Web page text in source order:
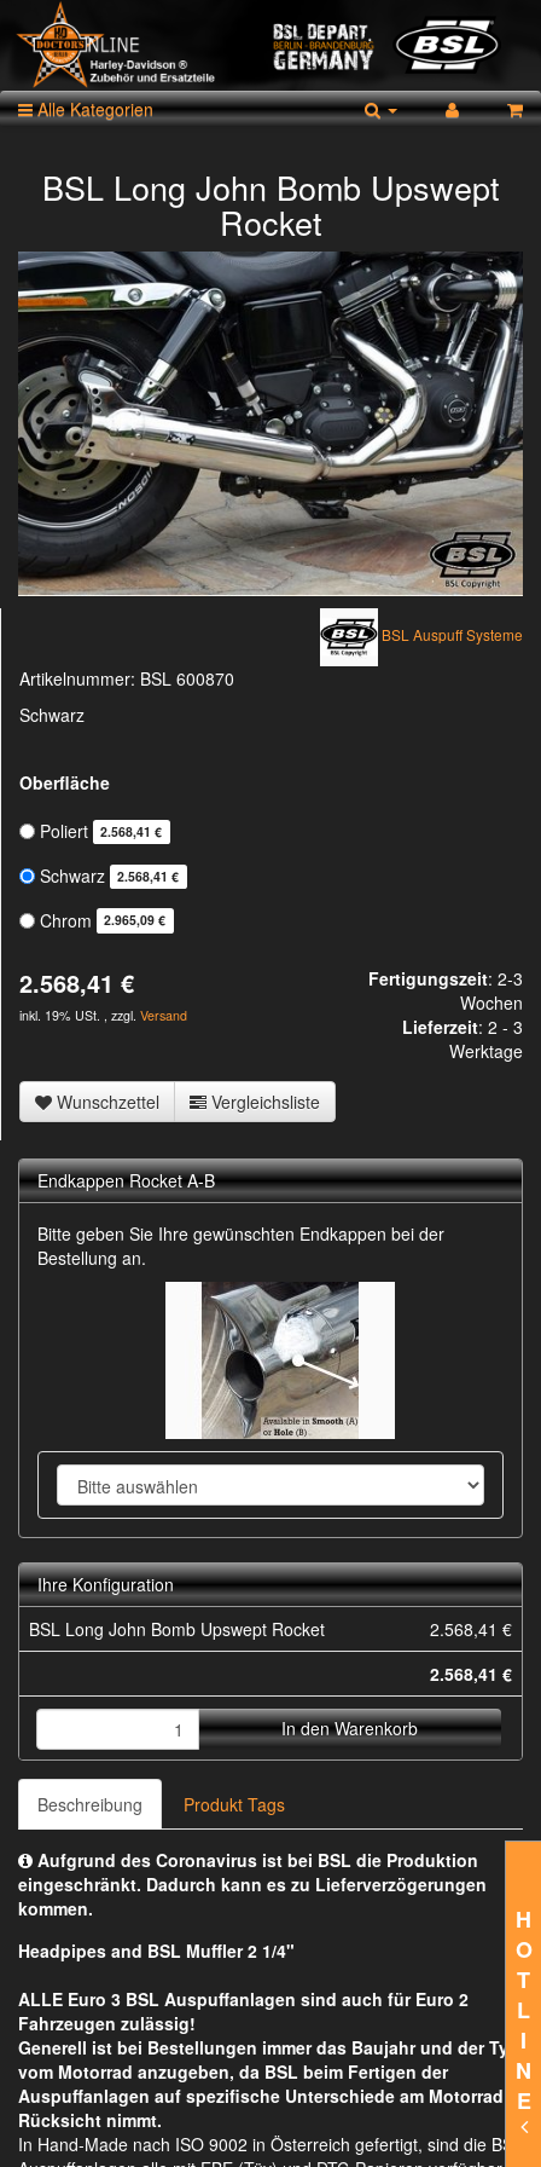
H
O
T
L
I
N
E
Alle Kategorien
BSL Long John Bomb Upswept
Rocket
BSL Auspuff Systeme
Artikelnummer: BSL 600870
Schwarz
Oberfläche
Poliert
2.568,41 €
Schwarz 2.568,41 €
Chrom 2.965,09 €
2.568,41 €
inkl. 19% USt. , zzgl. Versand
Fertigungszeit: 2-3
Wochen
Lieferzeit: 2 - 3
Werktage
Wunschzettel Vergleichsliste
Endkappen Rocket A-B
Bitte geben Sie Ihre gewünschten Endkappen bei der
Bestellung an.
Ihre Konfiguration
BSL Long John Bomb Upswept Rocket
2.568,41 €
2.568,41 €
In den Warenkorb
Beschreibung Produkt Tags
Aufgrund des Coronavirus ist bei BSL die Produktion
eingeschränkt. Dadurch kann es zu Lieferverzögerungen
kommen.
Headpipes and BSL Muffler 2 1/4"
ALLE Euro 3 BSL Auspuffanlagen sind auch für Euro 2
Fahrzeugen zulässig!
Generell ist bei Bestellungen immer das Baujahr und der Typ
vom Motorrad anzugeben, da BSL beim Fertigen der
Auspuffanlagen auf spezifische Unterschiede am Motorrad
Rücksicht nimmt.
In Hand-Made nach ISO 9002 in Österreich gefertigt, sind die BSL